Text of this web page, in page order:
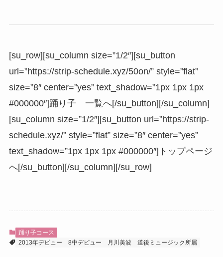
[su_row][su_column size=”1/2″][su_button
url=”https://strip-schedule.xyz/50on/” style=”flat”
size=”8″ center=”yes” text_shadow=”1px 1px 1px
#000000″]踊り子 一覧へ[/su_button][/su_column]
[su_column size=”1/2″][su_button url=”https://strip-
schedule.xyz/” style=”flat” size=”8″ center=”yes”
text_shadow=”1px 1px 1px #000000″]トップページ
へ[/su_button][/su_column][/su_row]
踊り子コース
2013年デビュー
8中デビュー 月川美波 道後ミュージック所属